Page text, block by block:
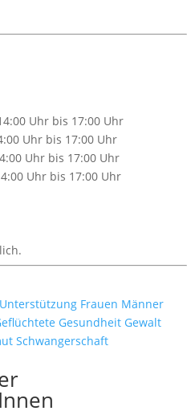
Uhr bis 17:00 Uhr
Uhr bis 17:00 Uhr
Uhr bis 17:00 Uhr
Uhr bis 17:00 Uhr
Frauen Männer
Gesundheit Gewalt
Schwangerschaft